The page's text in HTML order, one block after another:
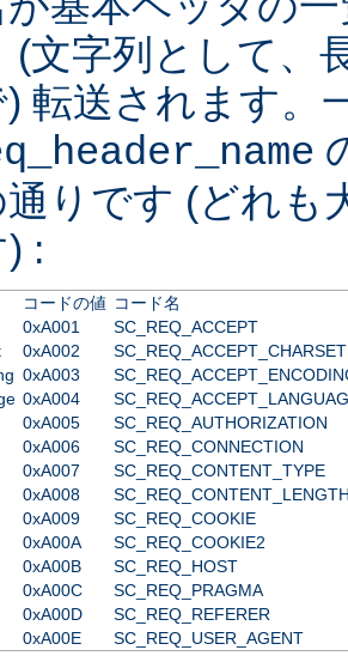
(文字列として、
転送されます。
りです (どれも
:
コードの値 コード名
0xA001
SC_REQ_ACCEPT
0xA002
SC_REQ_ACCEPT_CHARSET
0xA003
0xA004
0xA005
SC_REQ_AUTHORIZATION
0xA006
SC_REQ_CONNECTION
0xA007
SC_REQ_CONTENT_TYPE
0xA008
0xA009
SC_REQ_COOKIE
0xA00A
SC_REQ_COOKIE2
0xA00B
SC_REQ_HOST
0xA00C
SC_REQ_PRAGMA
0xA00D
SC_REQ_REFERER
0xA00E SC_REQ_USER_AGENT